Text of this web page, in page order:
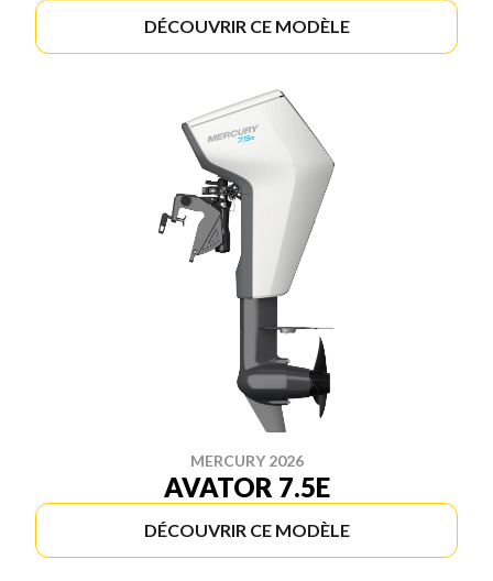
DÉCOUVRIR CE MODÈLE
MERCURY 2026
AVATOR 7.5E
DÉCOUVRIR CE MODÈLE